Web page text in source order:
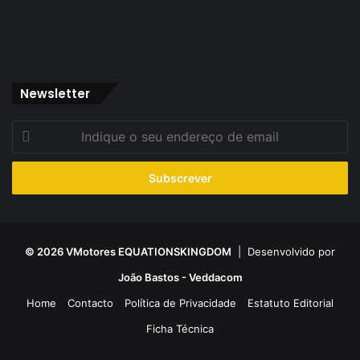
Newsletter
seu
de
© 2026 VMotores EQUATIONSKINGDOM | Desenvolvido por
João Bastos - Veddacom
Home
Contacto Política de Privacidade
Estatuto Editorial
Ficha Técnica